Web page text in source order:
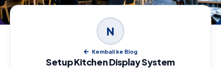
N
Kembali ke Blog
Setup Kitchen Display System